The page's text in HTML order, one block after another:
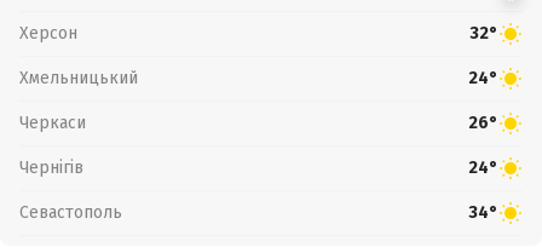
Херсон 32°
Хмельницький 24°
Черкаси 26°
Чернігів 24°
Севастополь 34°